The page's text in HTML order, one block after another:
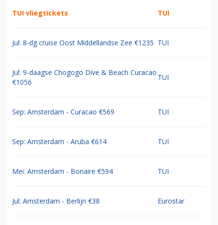
TUI vliegtickets TUI
Jul: 8-dg cruise Oost Middellandse Zee €1235 TUI
Jul: 9-daagse Chogogo Dive & Beach Curacao
€1056
TUI
Sep: Amsterdam - Curacao €569 TUI
Sep: Amsterdam - Aruba €614 TUI
Mei: Amsterdam - Bonaire €594 TUI
Jul: Amsterdam - Berlijn €38 Eurostar